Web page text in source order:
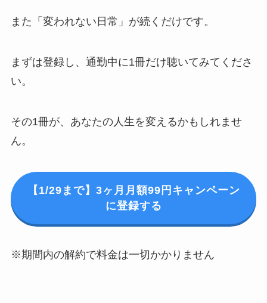
また「変われない日常」が続くだけです。
まずは登録し、通勤中に1冊だけ聴いてみてくださ
い。
その1冊が、あなたの人生を変えるかもしれませ
ん。
【1/29まで】3ヶ月月額99円キャンペーン
に登録する
※期間内の解約で料金は一切かかりません